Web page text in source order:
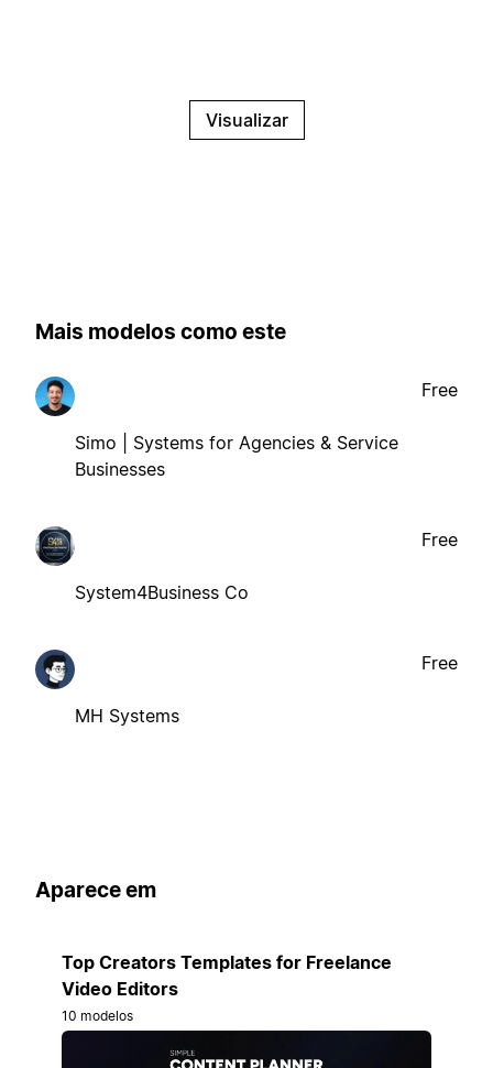
Visualizar
Mais modelos como este
Simo | Systems for Agencies & Service
Businesses
Free
System4Business Co
Free
MH Systems
Free
Aparece em
Top Creators Templates for Freelance
Video Editors
10 modelos